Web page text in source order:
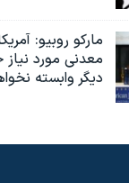
مارکو روبیو:
معدنی مورد
دیگر وابسته